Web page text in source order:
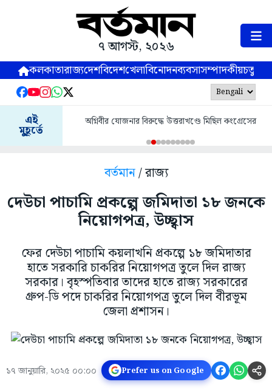
৭ আগস্ট, ২০২৬
কলকাতারাজ্যদেশবিদেশখেলাবিনোদনব্যবসাসম্পাদকীয়
এই
মুহূর্তে
অগ্নিবীর যোজনার বিরুদ্ধে উত্তরাখণ্ডে মিছিল কংগ্রেসের
বর্তমান/ রাজ্য
দেউচা পাচামি প্রকল্পে জমিদাতা ১৮ জনকে
নিয়োগপত্র, উচ্ছ্বাস
ফের দেউচা পাচামি কয়লাখনি প্রকল্পে ১৮ জমিদাতার
হাতে সরকারি চাকরির নিয়োগপত্র তুলে দিল রাজ্য
সরকার। বৃহস্পতিবার তাদের হাতে রাজ্য সরকারের
গ্রুপ-ডি পদে চাকরির নিয়োগপত্র তুলে দিল বীরভূম
জেলা প্রশাসন।
১৭ জানুয়ারি, ২০২৫ ০০:০০ Prefer us on Google